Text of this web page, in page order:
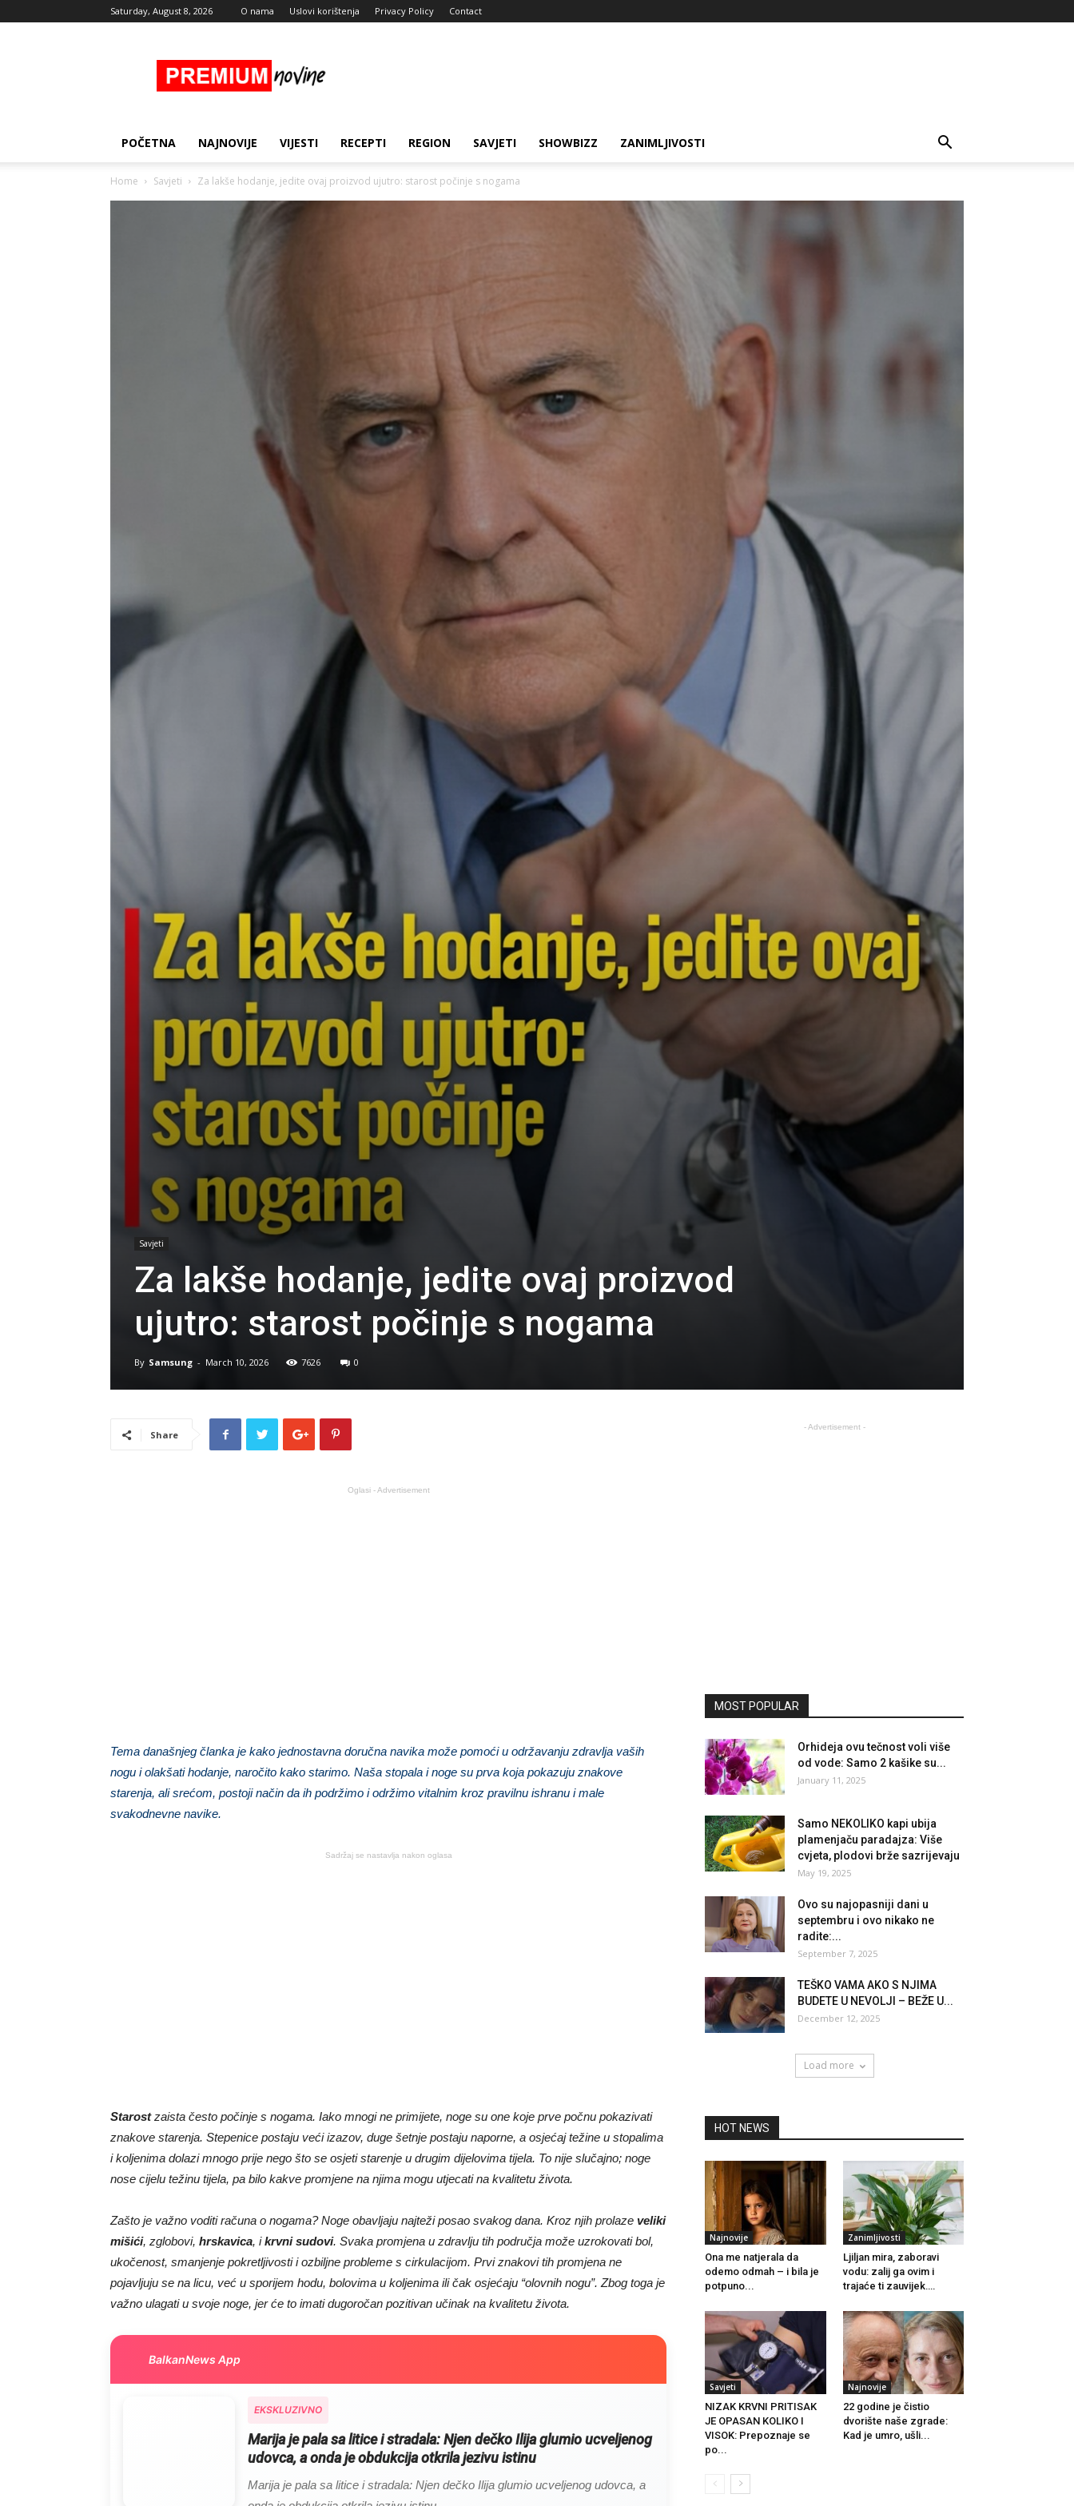
Saturday, August 8, 2026 O nama Uslovi korištenja Privacy Policy Contact
Novine
POČETNA NAJNOVIJE VIJESTI RECEPTI REGION SAVJETI SHOWBIZZ ZANIMLJIVOSTI
Home Savjeti Za lakše hodanje, jedite ovaj proizvod ujutro: starost počinje s nogama
Savjeti
Za lakše hodanje, jedite ovaj proizvod
ujutro: starost počinje s nogama
By Samsung - March 10, 2026 7626 0
Share
Oglasi - Advertisement
Tema današnjeg članka je kako jednostavna doručna navika može pomoći u održavanju zdravlja vaših
nogu i olakšati hodanje, naročito kako starimo. Naša stopala i noge su prva koja pokazuju znakove
starenja, ali srećom, postoji način da ih podržimo i održimo vitalnim kroz pravilnu ishranu i male
svakodnevne navike.
Sadržaj se nastavlja nakon oglasa
Starostzaista često počinje s nogama. Iako mnogi ne primijete, noge su one koje prve počnu pokazivati
znakove starenja. Stepenice postaju veći izazov, duge šetnje postaju naporne, a osjećaj težine u stopalima
i koljenima dolazi mnogo prije nego što se osjeti starenje u drugim dijelovima tijela. To nije slučajno; noge
nose cijelu težinu tijela, pa bilo kakve promjene na njima mogu utjecati na kvalitetu života.
Zašto je važno voditi računa o nogama? Noge obavljaju najteži posao svakog dana. Kroz njih prolaze veliki
mišići, zglobovi, hrskavica, ikrvni sudovi. Svaka promjena u zdravlju tih područja može uzrokovati bol,
ukočenost, smanjenje pokretljivosti i ozbiljne probleme s cirkulacijom. Prvi znakovi tih promjena ne
pojavljuju se na licu, već u sporijem hodu, bolovima u koljenima ili čak osjećaju “olovnih nogu”. Zbog toga je
važno ulagati u svoje noge, jer će to imati dugoročan pozitivan učinak na kvalitetu života.
BalkanNews App
EKSKLUZIVNO
Marija je pala sa litice i stradala: Njen dečko Ilija glumio ucveljenog
udovca, a onda je obdukcija otkrila jezivu istinu
Marija je pala sa litice i stradala: Njen dečko Ilija glumio ucveljenog udovca, a
- Advertisement -
MOST POPULAR
Orhideja ovu tečnost voli više
od vode: Samo 2 kašike su...
January 11, 2025
Samo NEKOLIKO kapi ubija
plamenjaču paradajza: Više
cvjeta, plodovi brže sazrijevaju
May 19, 2025
Ovo su najopasniji dani u
septembru i ovo nikako ne
radite:...
September 7, 2025
TEŠKO VAMA AKO S NJIMA
BUDETE U NEVOLJI – BEŽE U...
December 12, 2025
Load more
HOT NEWS
Najnovije
Ona me natjerala da
odemo odmah – i bila je
potpuno...
Zanimljivosti
Ljiljan mira, zaboravi
vodu: zalij ga ovim i
trajaće ti zauvijek….
Savjeti
NIZAK KRVNI PRITISAK
JE OPASAN KOLIKO I
VISOK: Prepoznaje se
po...
Najnovije
22 godine je čistio
dvorište naše zgrade:
Kad je umro, ušli...